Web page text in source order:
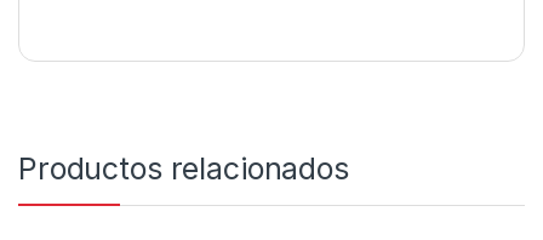
Productos relacionados